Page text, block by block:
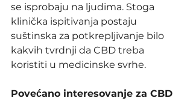
se isprobaju na ljudima. Stoga
klinička ispitivanja postaju
suštinska za potkrepljivanje bilo
kakvih tvrdnji da CBD treba
koristiti u medicinske svrhe.
Povećano interesovanje za CBD